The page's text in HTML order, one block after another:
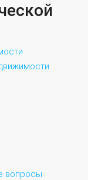
вопросы